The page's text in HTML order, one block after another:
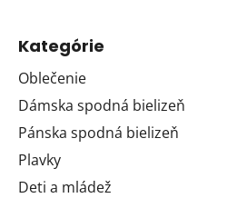
Kategórie
Oblečenie
Dámska spodná bielizeň
Pánska spodná bielizeň
Plavky
Deti a mládež